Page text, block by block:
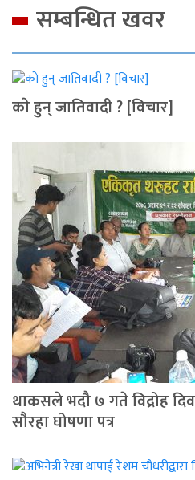
सम्बन्धित खवर
काे हुन् जातिवादी ? [विचार]
थाकसले भदौ ७ गते विद्रोह
सौरहा घोषणा पत्र